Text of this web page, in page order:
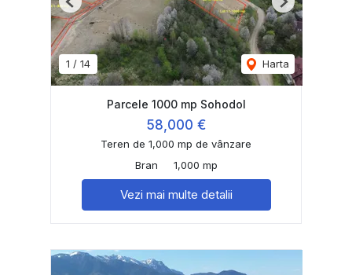
1 / 14 Harta
Previous Next
Parcele 1000 mp Sohodol
58,000 €
Teren de 1,000 mp de vânzare
Bran
1,000 mp
Vezi mai multe detalii